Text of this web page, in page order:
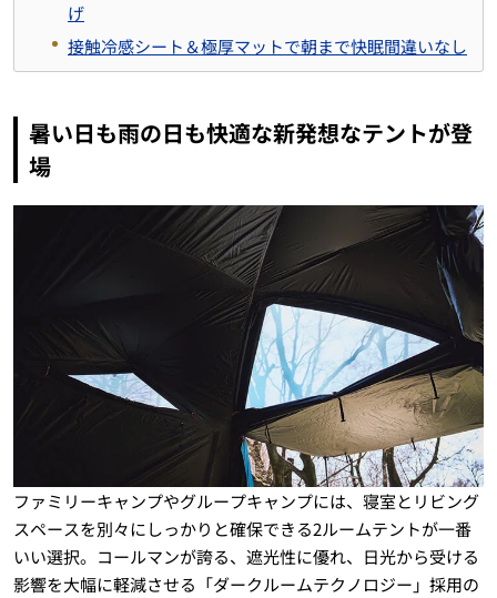
げ
接触冷感シート＆極厚マットで朝まで快眠間違いなし
暑い日も雨の日も快適な新発想なテントが登
場
ファミリーキャンプやグループキャンプには、寝室とリビング
スペースを別々にしっかりと確保できる2ルームテントが一番
いい選択。コールマンが誇る、遮光性に優れ、日光から受ける
影響を大幅に軽減させる「ダークルームテクノロジー」採用の